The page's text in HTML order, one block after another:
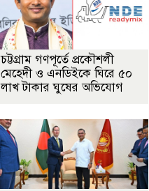
চট্টগ্রাম গণপূর্তে প্রকৌশলী
মেহেদী ও এনডিইকে ঘিরে ৫০
লাখ টাকার ঘুষের অভিযোগ